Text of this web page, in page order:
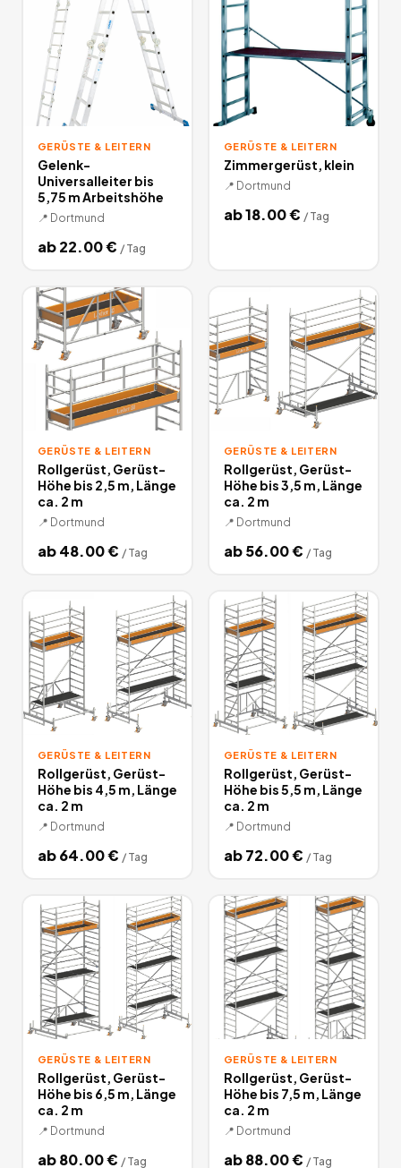
GERÜSTE & LEITERN
Gelenk-
Universalleiter bis
5,75 m Arbeitshöhe
📍 Dortmund
ab22.00€ / Tag
GERÜSTE & LEITERN
Zimmergerüst, klein
📍 Dortmund
ab18.00€ / Tag
GERÜSTE & LEITERN
Rollgerüst, Gerüst-
Höhe bis 2,5 m, Länge
ca. 2 m
📍 Dortmund
ab48.00€ / Tag
GERÜSTE & LEITERN
Rollgerüst, Gerüst-
Höhe bis 3,5 m, Länge
ca. 2 m
📍 Dortmund
ab56.00€ / Tag
GERÜSTE & LEITERN
Rollgerüst, Gerüst-
Höhe bis 4,5 m, Länge
ca. 2 m
📍 Dortmund
ab64.00€ / Tag
GERÜSTE & LEITERN
Rollgerüst, Gerüst-
Höhe bis 5,5 m, Länge
ca. 2 m
📍 Dortmund
ab72.00€ / Tag
GERÜSTE & LEITERN
Rollgerüst, Gerüst-
Höhe bis 6,5 m, Länge
ca. 2 m
📍 Dortmund
ab80.00€ / Tag
GERÜSTE & LEITERN
Rollgerüst, Gerüst-
Höhe bis 7,5 m, Länge
ca. 2 m
📍 Dortmund
ab88.00€ / Tag